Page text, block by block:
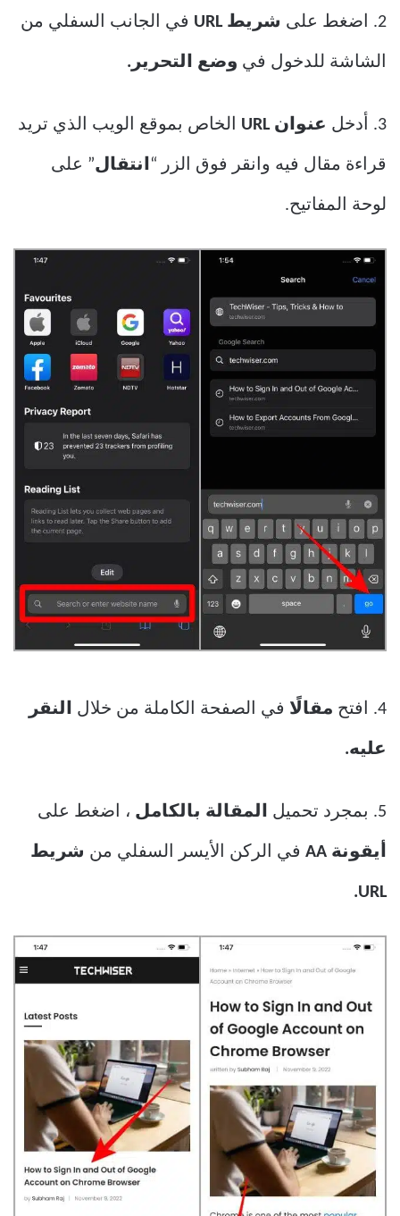
2. اضغط على شريط URL في الجانب السفلي من
الشاشة للدخول في وضع التحرير.
3. أدخل عنوان URL الخاص بموقع الويب الذي تريد
قراءة مقال فيه وانقر فوق الزر “ انتقال” على
لوحة المفاتيح.
4. افتح مقالًا في الصفحة الكاملة من خلال النقر
عليه.
5. بمجرد تحميل المقالة بالكامل ، اضغط على
أيقونة AA في الركن الأيسر السفلي من شريط
URL.